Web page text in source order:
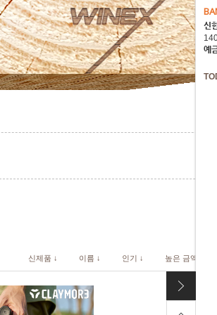
신
예
신제품 ↓ 이름 ↓ 인기 ↓ 높은 금액 ↓